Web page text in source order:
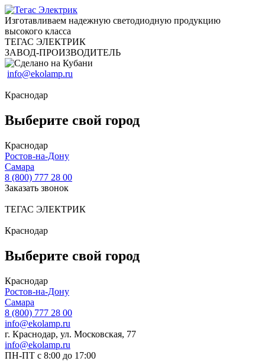
Изготавливаем надежную светодиодную продукцию
высокого класса
ТЕГАС ЭЛЕКТРИК
ЗАВОД-ПРОИЗВОДИТЕЛЬ
info@ekolamp.ru
Краснодар
Выберите свой город
Краснодар
Ростов-на-Дону
Самара
8 (800) 777 28 00
Заказать звонок
ТЕГАС ЭЛЕКТРИК
Краснодар
Выберите свой город
Краснодар
Ростов-на-Дону
Самара
8 (800) 777 28 00
info@ekolamp.ru
г. Краснодар, ул. Московская, 77
info@ekolamp.ru
ПН-ПТ с 8:00 до 17:00